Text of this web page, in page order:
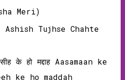
Meri)
Ashish Tujhse Chahte
के हो मद्दाह Aasamaan ke
ke ho maddah